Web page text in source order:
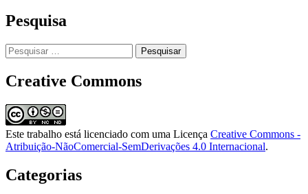
Pesquisa
Pesquisar
por:
Creative Commons
Este trabalho está licenciado com uma Licença Creative Commons -
Atribuição-NãoComercial-SemDerivações 4.0 Internacional.
Categorias